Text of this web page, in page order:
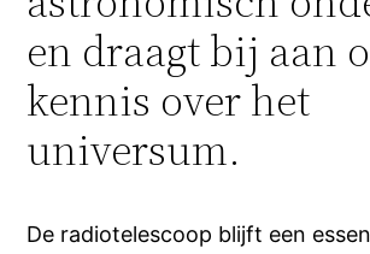
en draagt bij aan
kennis over het
universum.
De radiotelescoop blijft een